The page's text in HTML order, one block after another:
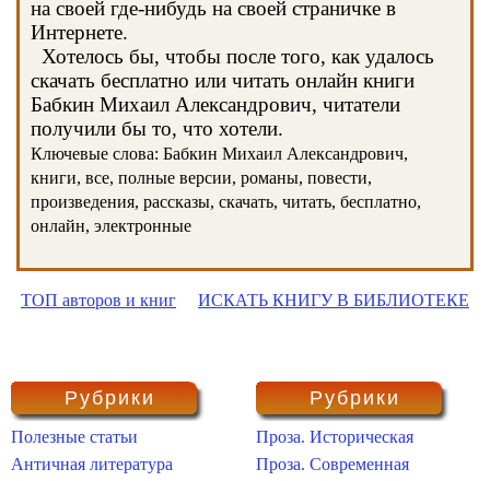
на своей где-нибудь на своей страничке в
Интернете.
Хотелось бы, чтобы после того, как удалось
скачать бесплатно или читать онлайн книги
Бабкин Михаил Александрович, читатели
получили бы то, что хотели.
Ключевые слова: Бабкин Михаил Александрович,
книги, все, полные версии, романы, повести,
произведения, рассказы, скачать, читать, бесплатно,
онлайн, электронные
ТОП авторов и книг ИСКАТЬ КНИГУ В БИБЛИОТЕКЕ
Рубрики
Полезные статьи
Античная литература
Рубрики
Проза. Историческая
Проза. Современная